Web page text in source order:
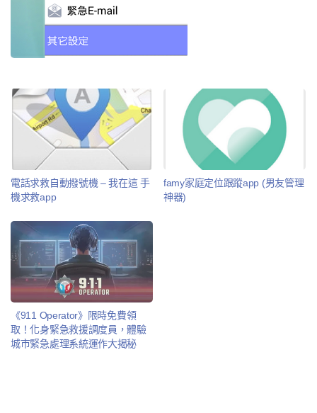
電話求救自動撥號機 – 我在這 手
機求救app
famy家庭定位跟蹤app (男友管理
神器)
《911 Operator》限時免費領
取！化身緊急救援調度員，體驗
城市緊急處理系統運作大揭秘